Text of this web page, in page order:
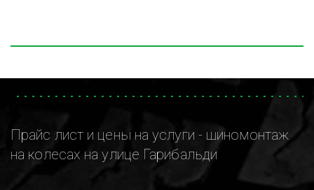
Прайс лист и цены на услуги - шиномонтаж
на колесах на улице Гарибальди